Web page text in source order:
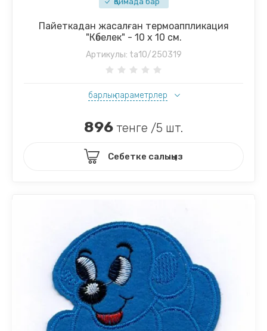
Пайеткадан жасалған термоаппликация
"Көбелек" - 10 х 10 см.
Артикулы: ta10/250319
барлық параметрлер
896 тенге /5 шт.
Себетке салыңыз